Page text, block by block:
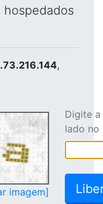
hospedados
,
imagem]
Digite
lado no